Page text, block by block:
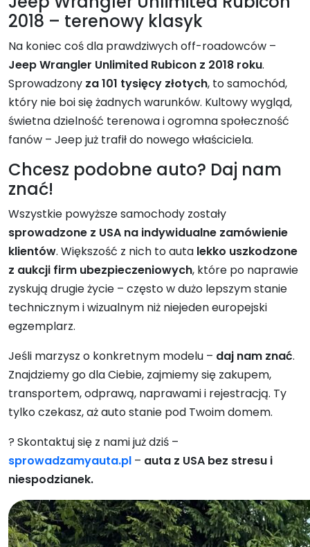
2018 – terenowy klasyk
Na koniec coś dla prawdziwych off-roadowców –
Jeep Wrangler Unlimited Rubicon z 2018 roku.
Sprowadzony za 101 tysięcy złotych, to samochód,
który nie boi się żadnych warunków. Kultowy wygląd,
świetna dzielność terenowa i ogromna społeczność
fanów – Jeep już trafił do nowego właściciela.
Chcesz podobne auto? Daj nam
znać!
Wszystkie powyższe samochody zostały
sprowadzone z USA na indywidualne zamówienie
klientów. Większość z nich to auta lekko uszkodzone
z aukcji firm ubezpieczeniowych, które po naprawie
zyskują drugie życie – często w dużo lepszym stanie
technicznym i wizualnym niż niejeden europejski
egzemplarz.
Jeśli marzysz o konkretnym modelu – daj nam znać.
Znajdziemy go dla Ciebie, zajmiemy się zakupem,
transportem, odprawą, naprawami i rejestracją. Ty
tylko czekasz, aż auto stanie pod Twoim domem.
? Skontaktuj się z nami już dziś –
sprowadzamyauta.pl – auta z USA bez stresu i
niespodzianek.